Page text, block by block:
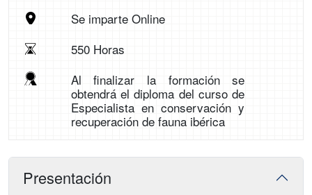
Se imparte Online
550 Horas
Al finalizar la formación se
obtendrá el diploma del curso de
Especialista en conservación y
recuperación de fauna ibérica
Presentación